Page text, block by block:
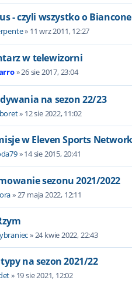
- czyli wszystko o
» 11 wrz 2011, 12:27
w telewizorni
»26 sie 2017, 23:04
na sezon 22/23
» 12 sie 2022, 11:02
w Eleven Sports Network
»14 sie 2015, 20:41
sezonu 2021/2022
»27 maja 2022, 12:11
»24 kwie 2022, 22:43
na sezon 2021/22
» 19 sie 2021, 12:02